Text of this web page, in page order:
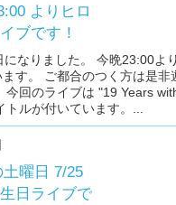
よりヒロ
ブです！
になりました。 今晩23:00よ
す。 ご都合のつく方は是非
今回のライブは "19 Years
ルが付いています。...
土曜日 7/25
日ライブで